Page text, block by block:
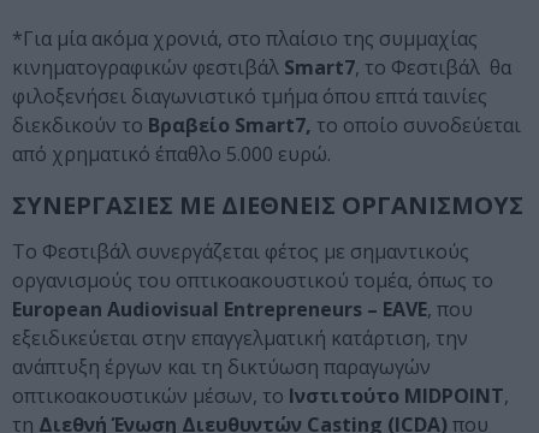
*Για μία ακόμα χρονιά, στο πλαίσιο της συμμαχίας
κινηματογραφικών φεστιβάλ Smart7, το Φεστιβάλ θα
φιλοξενήσει διαγωνιστικό τμήμα όπου επτά ταινίες
διεκδικούν το Βραβείο Smart7, το οποίο συνοδεύεται
από χρηματικό έπαθλο 5.000 ευρώ.
ΣΥΝΕΡΓΑΣΙΕΣ ΜΕ ΔΙΕΘΝΕΙΣ ΟΡΓΑΝΙΣΜΟΥΣ
Το Φεστιβάλ συνεργάζεται φέτος με σημαντικούς
οργανισμούς του οπτικοακουστικού τομέα, όπως το
European Audiovisual Entrepreneurs – EAVE, που
εξειδικεύεται στην επαγγελματική κατάρτιση, την
ανάπτυξη έργων και τη δικτύωση παραγωγών
οπτικοακουστικών μέσων, το Ινστιτούτο MIDPOINT,
τη Διεθνή Ένωση Διευθυντών Casting (ICDA) που